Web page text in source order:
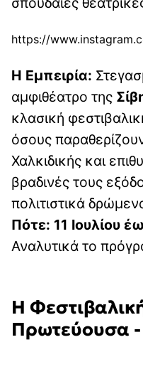
https://
Η Εμπειρία:
αμφιθέατρο της
κλασική
όσους
Χαλκιδικής και
βραδινές τους
πολιτιστικά
Πότε: 11 Ιουλίου
Αναλυτικά το
Η
Πρωτεύουσα